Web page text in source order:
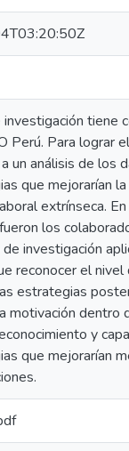
tiene
Perú. Para lograr
un análisis de los
que mejorarían
extrínseca.
los
investigación
reconocer el
estrategias
motivación dentro
y
que mejorarían